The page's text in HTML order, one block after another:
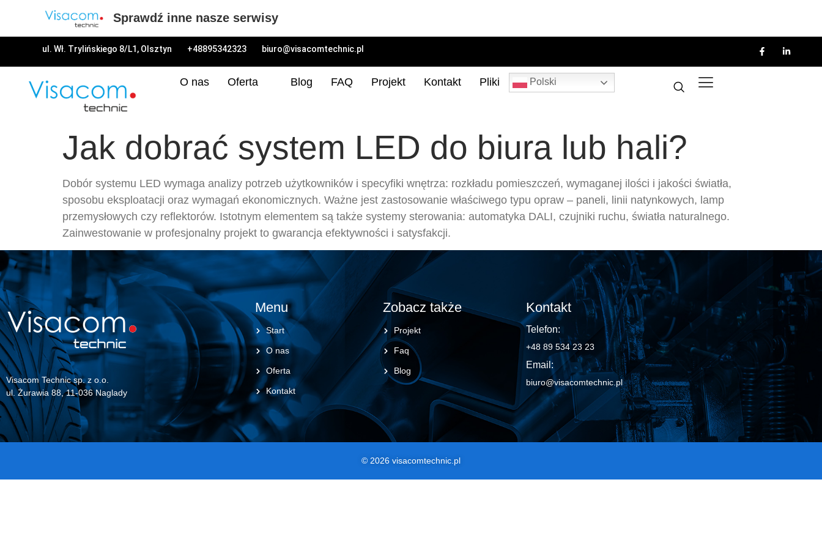
ul. Wł. Trylińskiego 8/L1, Olsztyn +48895342323 biuro@visacomtechnic.pl
O nas Oferta Blog FAQ Projekt Kontakt Pliki Polski
Jak dobrać system LED do biura lub hali?
Dobór systemu LED wymaga analizy potrzeb użytkowników i specyfiki wnętrza: rozkładu pomieszczeń, wymaganej ilości i jakości światła,
sposobu eksploatacji oraz wymagań ekonomicznych. Ważne jest zastosowanie właściwego typu opraw – paneli, linii natynkowych, lamp
przemysłowych czy reflektorów. Istotnym elementem są także systemy sterowania: automatyka DALI, czujniki ruchu, światła naturalnego.
Zainwestowanie w profesjonalny projekt to gwarancja efektywności i satysfakcji.
Visacom Technic sp. z o.o.
ul. Żurawia 88, 11-036 Naglady
Menu
Start
O nas
Oferta
Kontakt
Zobacz także
Projekt
Faq
Blog
Kontakt
Telefon:
+48 89 534 23 23
Email:
biuro@visacomtechnic.pl
© 2026 visacomtechnic.pl
Sprawdź inne nasze serwisy